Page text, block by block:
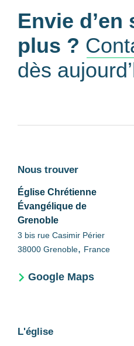
Envie d’en
plus ?
dès
Nous trouver
Église Chrétienne
Évangélique de
Grenoble
3 bis rue Casimir Périer
38000 Grenoble, France
Google Maps
L'église